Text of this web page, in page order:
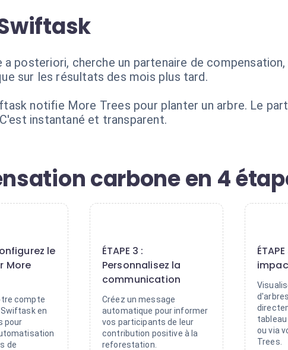
posteriori, cherche un partenaire de
sur les résultats des mois plus tard.
notifie More Trees pour planter un arbre. Le
instantané et transparent.
carbone en 4
le
More
compte
en
pour
de
ÉTAPE 3 :
Personnalisez la
communication
Créez un message
automatique pour informer
vos participants de leur
contribution positive à la
reforestation.
ou via
Trees.